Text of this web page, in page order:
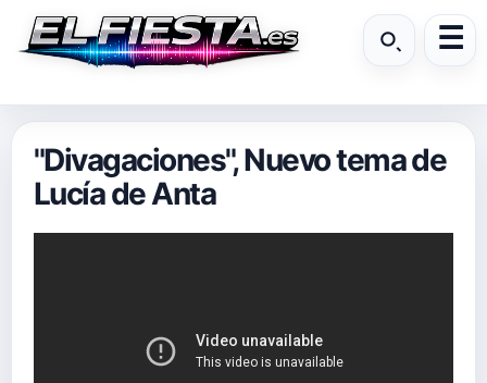
"Divagaciones", Nuevo tema de
Lucía de Anta